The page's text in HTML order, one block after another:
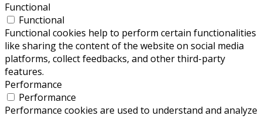
Functional
Functional
Functional cookies help to perform certain functionalities
like sharing the content of the website on social media
platforms, collect feedbacks, and other third-party
features.
Performance
Performance
Performance cookies are used to understand and analyze